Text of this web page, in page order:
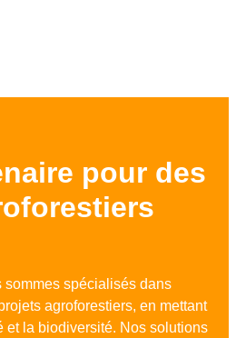
vos projets
valoriser la nature.
pour des
spécialisés dans
agroforestiers, en mettant
et la biodiversité. Nos solutions